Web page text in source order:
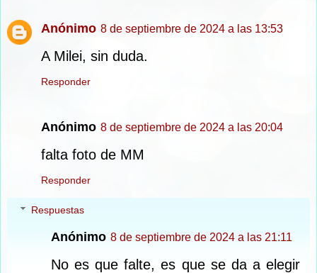
Anónimo 8 de septiembre de 2024 a las 13:53
A Milei, sin duda.
Responder
Anónimo 8 de septiembre de 2024 a las 20:04
falta foto de MM
Responder
Respuestas
Anónimo 8 de septiembre de 2024 a las 21:11
No es que falte, es que se da a elegir